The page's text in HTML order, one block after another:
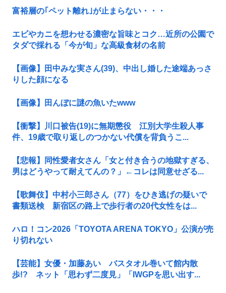
富裕層の｢ペット離れ｣が止まらない・・・
エビやカニを想わせる濃密な旨味とコク…近所の公園で
タダで採れる「今が旬」な高級食材の名前
【画像】田中みな実さん(39)、中出し婚した途端あっさ
りした顔になる
【画像】田んぼに謎の魚いたwww
【衝撃】川口被告(19)に無期懲役 江別大学生殺人事
件、19歳で取り返しのつかない代償を背負うこ...
【悲報】同性愛者女さん「女と付き合うの地獄すぎる、
男はどうやって耐えてんの？」←コレは同意せざる...
【歌舞伎】中村小三郎さん（77）をひき逃げの疑いで
書類送検 新宿区の路上で歩行者の20代女性をは...
ハロ！コン2026「TOYOTA ARENA TOKYO」公演が売
り切れない
【芸能】女優・加藤あい バスタオル巻いて館内散
歩!? ネット「思わず二度見」「IWGPを思い出す...